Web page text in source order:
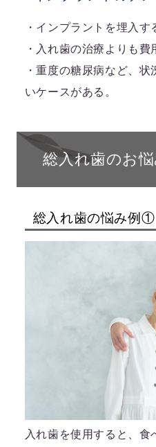
・インプラントを埋入す
・入れ歯の治療よりも費
・重度の糖尿病など、
いケースがある。
総入れ歯のお
総入れ歯の悩み例①
入れ歯を使用すると、食